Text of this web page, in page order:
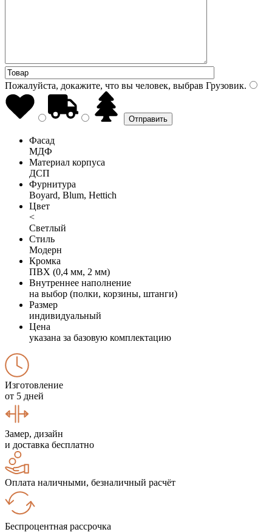
Пожалуйста, докажите, что вы человек, выбрав Грузовик.
Фасад
МДФ
Материал корпуса
ДСП
Фурнитура
Boyard, Blum, Hettich
Цвет
<
Светлый
Стиль
Модерн
Кромка
ПВХ (0,4 мм, 2 мм)
Внутреннее наполнение
на выбор (полки, корзины, штанги)
Размер
индивидуальный
Цена
указана за базовую комплектацию
Изготовление
от 5 дней
Замер, дизайн
и доставка бесплатно
Оплата наличными, безналичный расчёт
Беспроцентная рассрочка